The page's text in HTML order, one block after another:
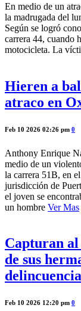
En medio de un
la madrugada del
Según se logró
carrera 44, cuando
motocicleta. La
Hieren a
atraco en
Feb 10 2026 02:26 pm 0
Anthony Enrique
medio de un
la carrera 51B, en
jurisdicción de
el joven se
un hombre Ver Mas
Capturan al
de sus
Feb 10 2026 12:20 pm 0